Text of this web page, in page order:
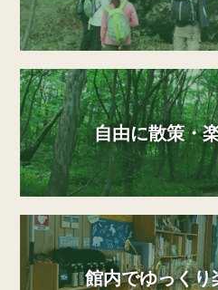
自由に散策・
館内でゆっくり